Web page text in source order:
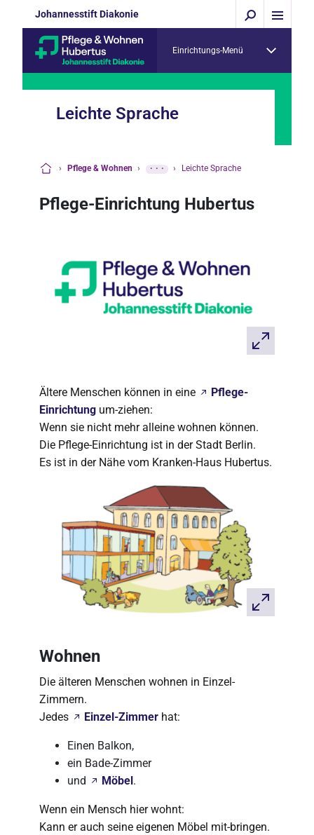
Johannesstift Diakonie
Einrichtungs-Menü
Leichte Sprache
› Pflege & Wohnen › ··· › Leichte Sprache
Pflege-Einrichtung Hubertus
Ältere Menschen können in eine
Pflege-
Einrichtung um-ziehen:
Wenn sie nicht mehr alleine wohnen können.
Die Pflege-Einrichtung ist in der Stadt Berlin.
Es ist in der Nähe vom Kranken-Haus Hubertus.
Wohnen
Die älteren Menschen wohnen in Einzel-
Zimmern.
Jedes
Einzel-Zimmer hat:
Einen Balkon,
ein Bade-Zimmer
und
Möbel.
Wenn ein Mensch hier wohnt:
Kann er auch seine eigenen Möbel mit-bringen.